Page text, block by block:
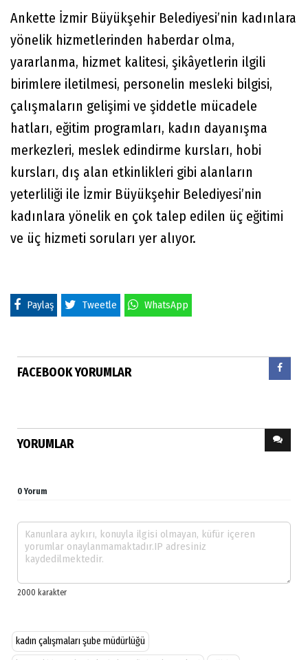
Ankette İzmir Büyükşehir Belediyesi’nin kadınlara
yönelik hizmetlerinden haberdar olma,
yararlanma, hizmet kalitesi, şikâyetlerin ilgili
birimlere iletilmesi, personelin mesleki bilgisi,
çalışmaların gelişimi ve şiddetle mücadele
hatları, eğitim programları, kadın dayanışma
merkezleri, meslek edindirme kursları, hobi
kursları, dış alan etkinlikleri gibi alanların
yeterliliği ile İzmir Büyükşehir Belediyesi’nin
kadınlara yönelik en çok talep edilen üç eğitimi
ve üç hizmeti soruları yer alıyor.
Paylaş Tweetle WhatsApp
FACEBOOK YORUMLAR
YORUMLAR
0 Yorum
kadın çalışmaları şube müdürlüğü